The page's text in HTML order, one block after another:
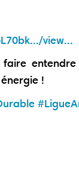
view...
!